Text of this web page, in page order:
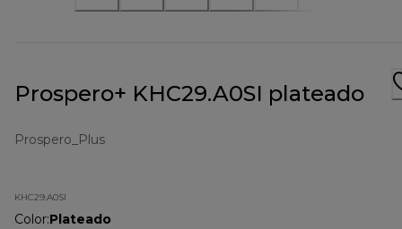
Prospero+ KHC29.A0SI plateado
Prospero_Plus
KHC29.A0SI
Color:Plateado